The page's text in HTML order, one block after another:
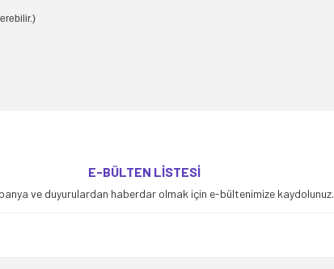
E-BÜLTEN LİSTESİ
ve duyurulardan haberdar olmak için e-bültenimize kaydolunuz.